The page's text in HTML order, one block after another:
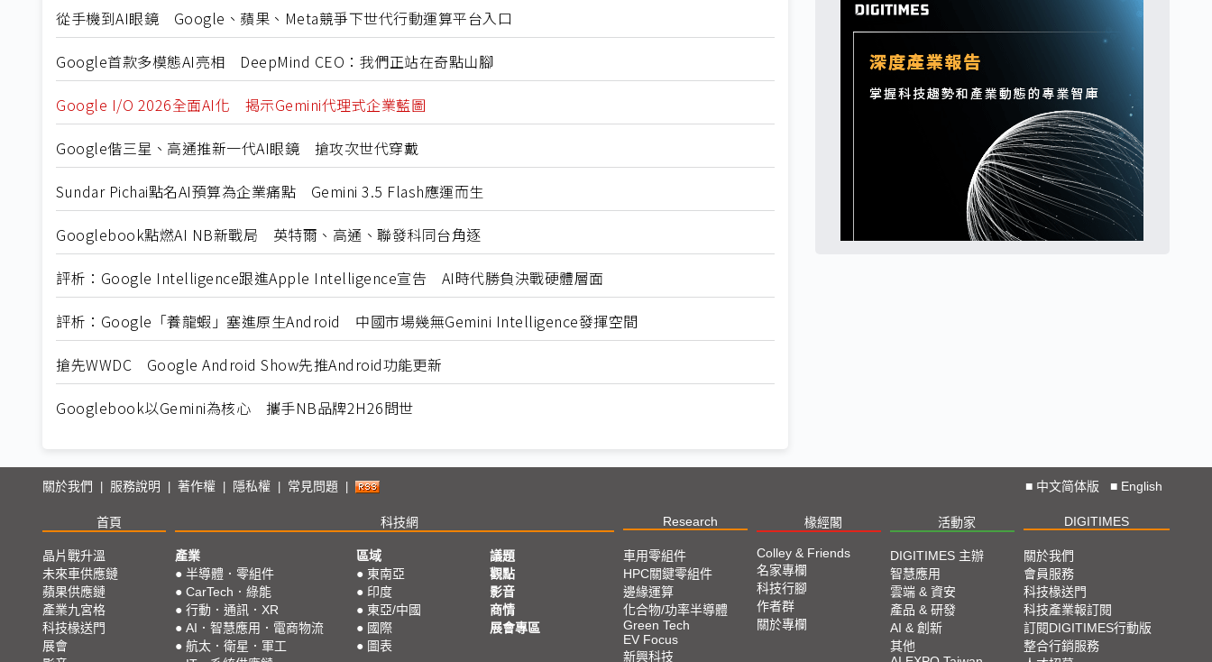
從手機到AI眼鏡 Google、蘋果、Meta競爭下世代行動運算平台入口
Google首款多模態AI亮相 DeepMind CEO：我們正站在奇點山腳
Google I/O 2026全面AI化 揭示Gemini代理式企業藍圖
Google偕三星、高通推新一代AI眼鏡 搶攻次世代穿戴
Sundar Pichai點名AI預算為企業痛點 Gemini 3.5 Flash應運而生
Googlebook點燃AI NB新戰局 英特爾、高通、聯發科同台角逐
評析：Google Intelligence跟進Apple Intelligence宣告 AI時代勝負決戰硬體層面
評析：Google「養龍蝦」塞進原生Android 中國市場幾無Gemini Intelligence發揮空間
搶先WWDC Google Android Show先推Android功能更新
Googlebook以Gemini為核心 攜手NB品牌2H26問世
關於我們 服務說明 著作權 隱私權 常見問題 ■ 中文简体版 ■ English
首頁 科技網 Research 椽經閣 活動家 DIGITIMES
晶片戰升溫
未來車供應鏈
蘋果供應鏈
產業九宮格
科技椽送門
展會
產業
● 半導體．零組件
● CarTech．綠能
● 行動．通訊．XR
● AI．智慧應用．電商物流
● 航太．衛星．軍工
區域
● 東南亞
● 印度
● 東亞/中國
● 國際
● 圖表
議題
觀點
影音
商情
展會專區
車用零組件
HPC關鍵零組件
邊緣運算
化合物/功率半導體
Green Tech
EV Focus
新興科技
Colley & Friends
名家專欄
科技行腳
作者群
關於專欄
DIGITIMES 主辦
智慧應用
雲端 & 資安
產品 & 研發
AI & 創新
其他
關於我們
會員服務
科技椽送門
科技產業報訂閱
訂閱DIGITIMES行動版
整合行銷服務